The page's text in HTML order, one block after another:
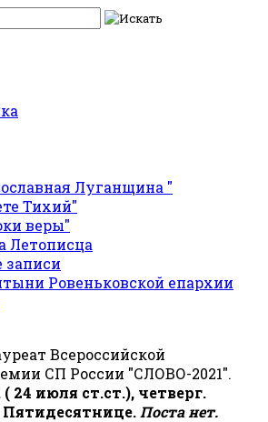
Луганщина "
Тихий"
веры"
Летописца
Ровеньковской епархии
Всероссийской
СП России "СЛОВО-2021".
( 24 июля ст.ст.), четверг.
Поста нет.